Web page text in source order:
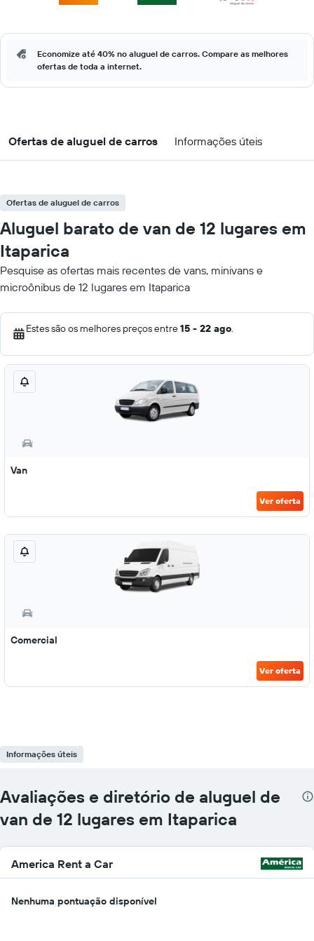
Economize até 40% no aluguel de carros. Compare as melhores
ofertas de toda a internet.
Ofertas de aluguel de carros Informações úteis
Ofertas de aluguel de carros
Aluguel barato de van de 12 lugares em
Itaparica
Pesquise as ofertas mais recentes de vans, minivans e
microônibus de 12 lugares em Itaparica
Estes são os melhores preços entre15 - 22 ago.
Van
Ver oferta
Comercial
Ver oferta
Informações úteis
Avaliações e diretório de aluguel de
van de 12 lugares em Itaparica
America Rent a Car
Nenhuma pontuação disponível